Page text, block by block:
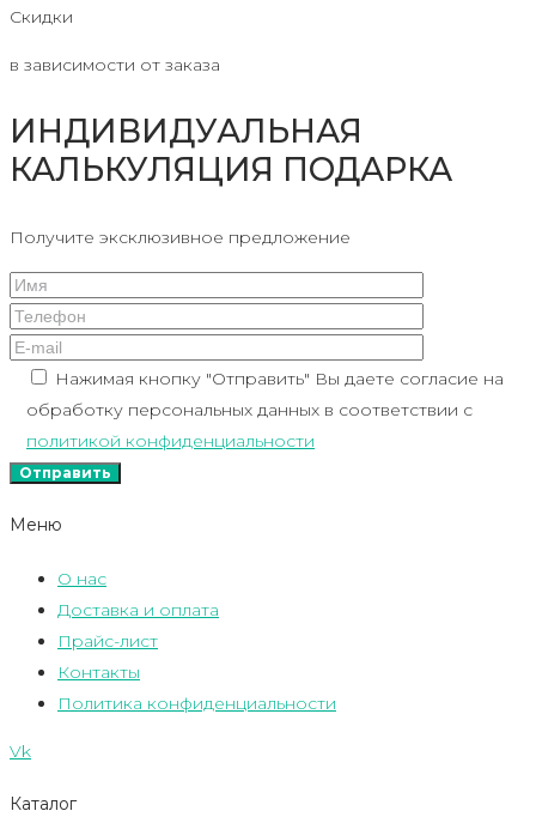
Скидки
в зависимости от заказа
ИНДИВИДУАЛЬНАЯ
КАЛЬКУЛЯЦИЯ ПОДАРКА
Получите эксклюзивное предложение
Нажимая кнопку "Отправить" Вы даете согласие на
обработку персональных данных в соответствии с
политикой конфиденциальности
Меню
О нас
Доставка и оплата
Прайс-лист
Контакты
Политика конфиденциальности
Vk
Каталог